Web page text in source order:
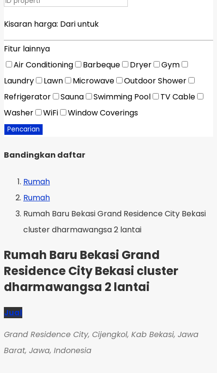
Kisaran harga: Dariuntuk
Fitur lainnya
Air Conditioning
Barbeque Dryer
Gym
Laundry
Lawn Microwave
Outdoor Shower
Refrigerator
Sauna Swimming Pool
TV Cable
Washer
WiFi Window Coverings
Pencarian
Bandingkan daftar
Rumah
Rumah
Rumah Baru Bekasi Grand Residence City Bekasi
cluster dharmawangsa 2 lantai
Rumah Baru Bekasi Grand
Residence City Bekasi cluster
dharmawangsa 2 lantai
Jual
Grand Residence City, Cijengkol, Kab Bekasi, Jawa
Barat, Jawa, Indonesia